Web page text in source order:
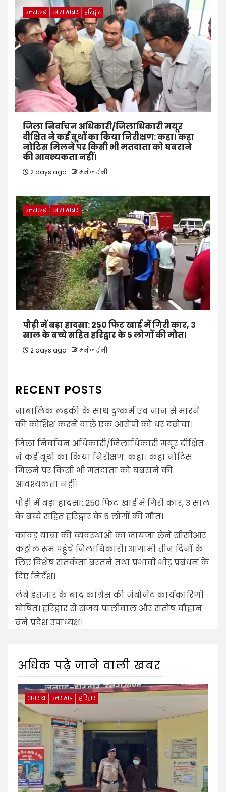
उत्तराखंड खास खबर हरिद्वार
जिला निर्वाचन अधिकारी/जिलाधिकारी मयूर
दीक्षित ने कई बूथों का किया निरीक्षण: कहा। कहा
नोटिस मिलने पर किसी भी मतदाता को घबराने
की आवश्यकता नहीं।
2 days ago मनोज सैनी
उत्तराखंड खास खबर
पौड़ी में बड़ा हादसा: 250 फिट खाई में गिरी कार, 3
साल के बच्चे सहित हरिद्वार के 5 लोगों की मौत।
2 days ago मनोज सैनी
RECENT POSTS
नाबालिक लडकी के साथ दुष्कर्म एवं जान से मारने
की कोशिश करने वाले एक आरोपी को धर दबोचा।
जिला निर्वाचन अधिकारी/जिलाधिकारी मयूर दीक्षित
ने कई बूथों का किया निरीक्षण: कहा। कहा नोटिस
मिलने पर किसी भी मतदाता को घबराने की
आवश्यकता नहीं।
पौड़ी में बड़ा हादसा: 250 फिट खाई में गिरी कार, 3 साल
के बच्चे सहित हरिद्वार के 5 लोगों की मौत।
कांवड़ यात्रा की व्यवस्थाओं का जायजा लेने सीसीआर
कंट्रोल रूम पहुंचे जिलाधिकारी। आगामी तीन दिनों के
लिए विशेष सतर्कता बरतने तथा प्रभावी भीड़ प्रबंधन के
दिए निर्देश।
लंबे इंतजार के बाद कांग्रेस की जंबोजेट कार्यकारिणी
घोषित। हरिद्वार से संजय पालीवाल और संतोष चौहान
बने प्रदेश उपाध्यक्ष।
अधिक पढ़े जाने वाली खबर
अपराध उत्तराखंड हरिद्वार